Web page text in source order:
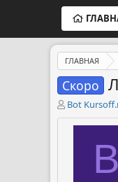
ГЛАВНАЯ
Скоро
А
в
Bot
B